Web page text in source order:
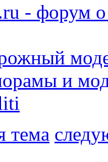
- форум
и
тема